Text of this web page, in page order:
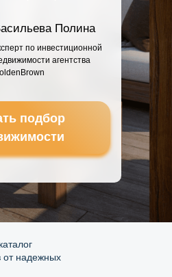
от надежных
Полина
по инвестиционной
агентства
подбор